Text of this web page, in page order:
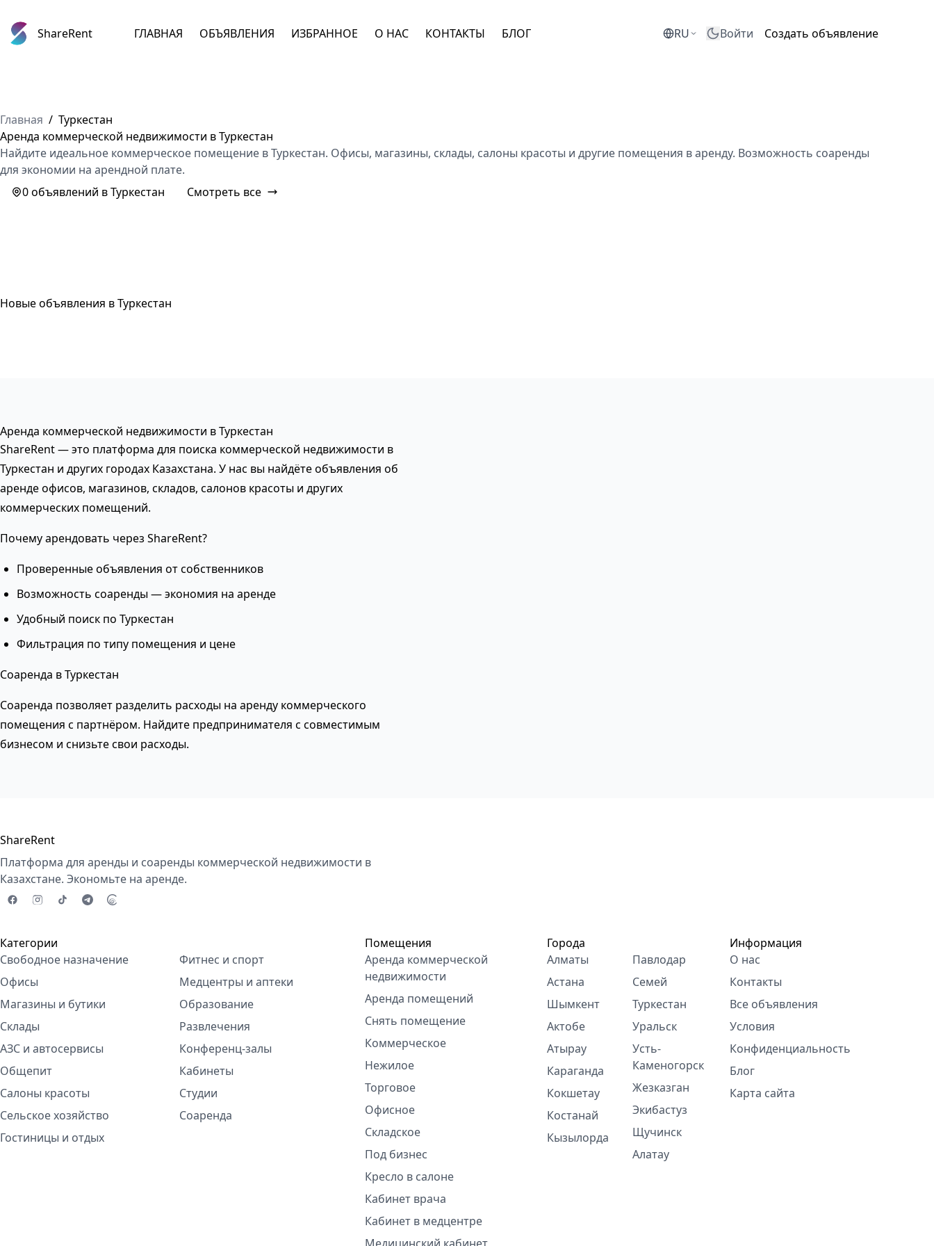
ShareRent ГЛАВНАЯ ОБЪЯВЛЕНИЯ ИЗБРАННОЕ О НАС КОНТАКТЫ БЛОГ RU Войти Создать объявление
Главная / Туркестан
Аренда коммерческой недвижимости в Туркестан
Найдите идеальное коммерческое помещение в Туркестан. Офисы, магазины, склады, салоны красоты и другие помещения в аренду. Возможность соаренды
для экономии на арендной плате.
0 объявлений в Туркестан
Смотреть все
Новые объявления в Туркестан
Аренда коммерческой недвижимости в Туркестан
ShareRent — это платформа для поиска коммерческой недвижимости в
Туркестан и других городах Казахстана. У нас вы найдёте объявления об
аренде офисов, магазинов, складов, салонов красоты и других
коммерческих помещений.
Почему арендовать через ShareRent?
Проверенные объявления от собственников
Возможность соаренды — экономия на аренде
Удобный поиск по Туркестан
Фильтрация по типу помещения и цене
Соаренда в Туркестан
Соаренда позволяет разделить расходы на аренду коммерческого
помещения с партнёром. Найдите предпринимателя с совместимым
бизнесом и снизьте свои расходы.
ShareRent
Платформа для аренды и соаренды коммерческой недвижимости в
Казахстане. Экономьте на аренде.
Категории
Свободное назначение
Офисы
Магазины и бутики
Склады
АЗС и автосервисы
Общепит
Салоны красоты
Сельское хозяйство
Гостиницы и отдых
Фитнес и спорт
Медцентры и аптеки
Образование
Развлечения
Конференц-залы
Кабинеты
Студии
Соаренда
Помещения
Аренда коммерческой
недвижимости
Аренда помещений
Снять помещение
Коммерческое
Нежилое
Торговое
Офисное
Складское
Под бизнес
Кресло в салоне
Кабинет врача
Кабинет в медцентре
Города
Алматы
Астана
Шымкент
Актобе
Атырау
Караганда
Кокшетау
Костанай
Кызылорда
Павлодар
Семей
Туркестан
Уральск
Усть-
Каменогорск
Жезказган
Экибастуз
Щучинск
Алатау
Информация
О нас
Контакты
Все объявления
Условия
Конфиденциальность
Блог
Карта сайта